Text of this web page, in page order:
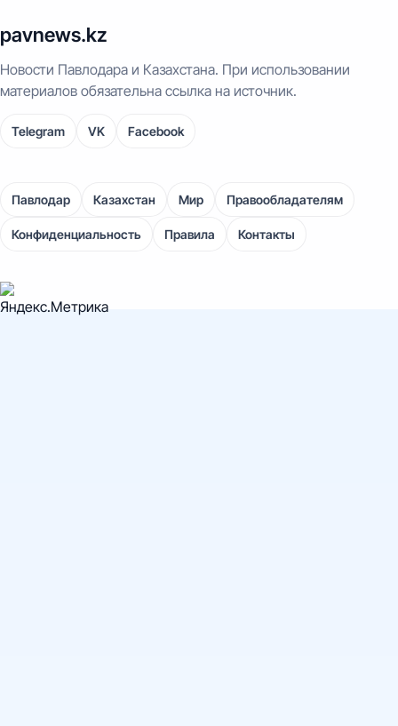
pavnews.kz
Новости Павлодара и Казахстана. При использовании
материалов обязательна ссылка на источник.
Telegram VK Facebook
Павлодар Казахстан Мир Правообладателям
Конфиденциальность Правила Контакты